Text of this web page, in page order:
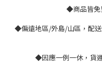
◆商品皆免
◆偏遠地區/外島/山區，配
◆因應一例一休，貨